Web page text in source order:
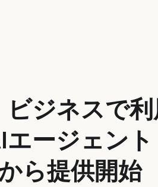
ジネスで
ージェント
ら提供開始